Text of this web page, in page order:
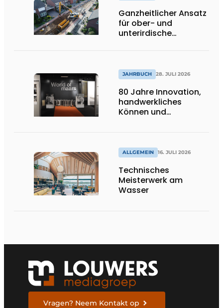
Ganzheitlicher Ansatz
für ober- und
unterirdische
JAHRBUCH 28. JULI 2026
80 Jahre Innovation,
handwerkliches
Können und
ALLGEMEIN 16. JULI 2026
Technisches
Meisterwerk am
Wasser
Vragen? Neem Kontakt op